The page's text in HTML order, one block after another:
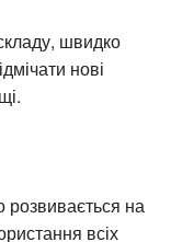
швидко
нові
розвивається на
всіх